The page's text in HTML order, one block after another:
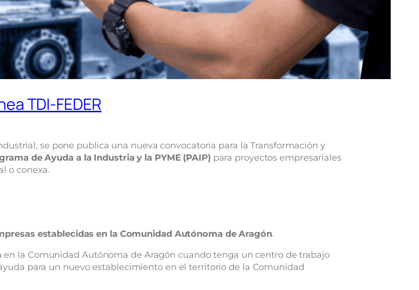
TDI-FEDER
se pone publica una nueva convocatoria para la Transformación y
de Ayuda a la Industria y la PYME (PAIP) para proyectos empresariales
o conexa.
establecidas en la Comunidad Autónoma de Aragón.
la Comunidad Autónoma de Aragón cuando tenga un centro de trabajo
para un nuevo establecimiento en el territorio de la Comunidad